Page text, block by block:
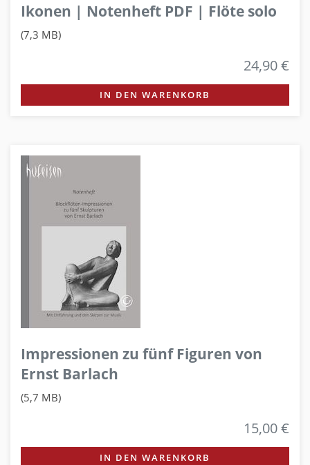
Ikonen | Notenheft PDF | Flöte solo
(7,3 MB)
24,90 €
IN DEN WARENKORB
Impressionen zu fünf Figuren von
Ernst Barlach
(5,7 MB)
15,00 €
IN DEN WARENKORB